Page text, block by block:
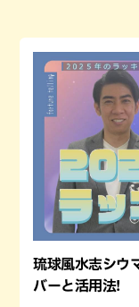
琉球風水志シウ
バーと活用法!